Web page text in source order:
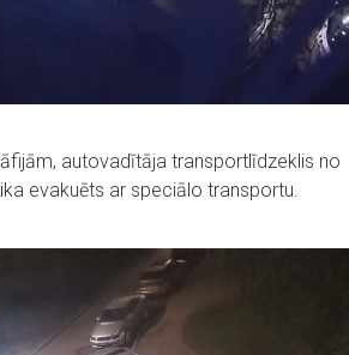
autovadītāja transportlīdzeklis no
evakuēts ar speciālo transportu.